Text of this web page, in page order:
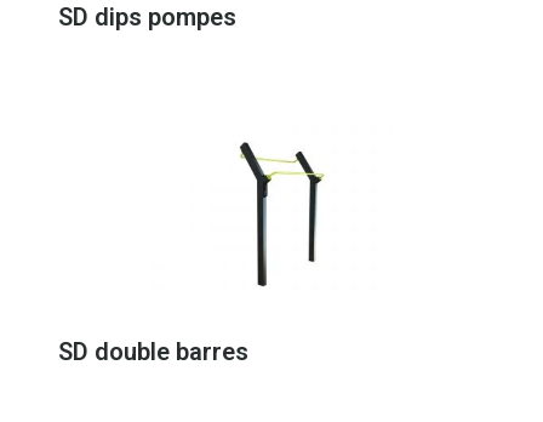
SD dips pompes
SD double barres